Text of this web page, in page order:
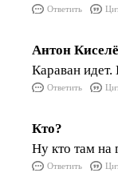
Ответить
Антон
Караван идет.
Ответить
Кто?
Ну кто там на
Ответить